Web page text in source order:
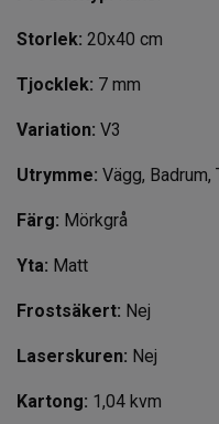
Storlek: 20x40 cm
Tjocklek: 7 mm
Variation: V3
Utrymme: Vägg,
Färg: Mörkgrå
Yta: Matt
Frostsäkert: Nej
Laserskuren: Nej
Kartong: 1,04 kvm